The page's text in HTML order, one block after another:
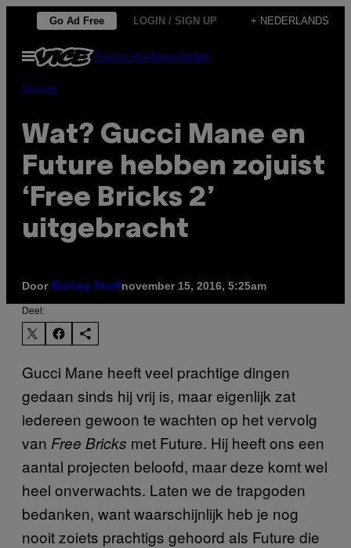
de
inhoud
Go Ad Free LOGIN / SIGN UP + NEDERLANDS
Open
menu
SubscribeNewsletter
Muziek
Wat? Gucci Mane en
Future hebben zojuist
‘Free Bricks 2’
uitgebracht
Door Noisey Staffnovember 15, 2016, 5:25am
Deel:
Gucci Mane heeft veel prachtige dingen
gedaan sinds hij vrij is, maar eigenlijk zat
iedereen gewoon te wachten op het vervolg
van Free Bricks met Future. Hij heeft ons een
aantal projecten beloofd, maar deze komt wel
heel onverwachts. Laten we de trapgoden
bedanken, want waarschijnlijk heb je nog
nooit zoiets prachtigs gehoord als Future die